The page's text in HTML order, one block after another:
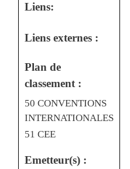
Liens:
Liens externes :
Plan de
classement :
50 CONVENTIONS
INTERNATIONALES
51 CEE
Emetteur(s) :